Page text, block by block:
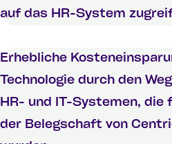
auf das HR-System
Erhebliche
Technologie durch den
HR- und IT-Systemen, die
der Belegschaft von